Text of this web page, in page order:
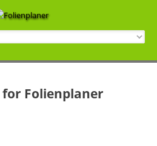
Folienplaner